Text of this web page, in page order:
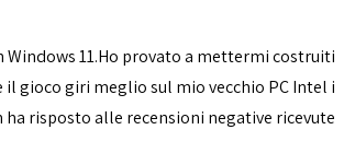
Windows 11.Ho provato a mettermi costruiti
gioco giri meglio sul mio vecchio PC Intel i
ha risposto alle recensioni negative ricevute